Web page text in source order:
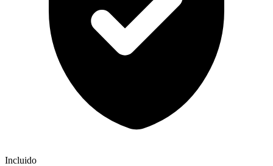
Incluido